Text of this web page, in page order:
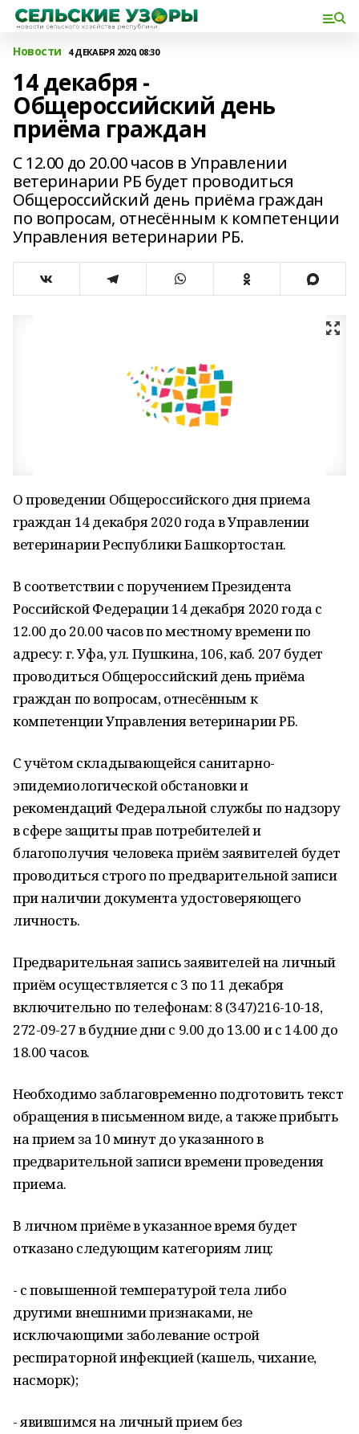
Новости 4 ДЕКАБРЯ 2020, 08:30
14 декабря -
Общероссийский день
приёма граждан
С 12.00 до 20.00 часов в Управлении
ветеринарии РБ будет проводиться
Общероссийский день приёма граждан
по вопросам, отнесённым к компетенции
Управления ветеринарии РБ.
О проведении Общероссийского дня приема
граждан 14 декабря 2020 года в Управлении
ветеринарии Республики Башкортостан.
В соответствии с поручением Президента
Российской Федерации 14 декабря 2020 года с
12.00 до 20.00 часов по местному времени по
адресу: г. Уфа, ул. Пушкина, 106, каб. 207 будет
проводиться Общероссийский день приёма
граждан по вопросам, отнесённым к
компетенции Управления ветеринарии РБ.
С учётом складывающейся санитарно-
эпидемиологической обстановки и
рекомендаций Федеральной службы по надзору
в сфере защиты прав потребителей и
благополучия человека приём заявителей будет
проводиться строго по предварительной записи
при наличии документа удостоверяющего
личность.
Предварительная запись заявителей на личный
приём осуществляется с 3 по 11 декабря
включительно по телефонам: 8 (347)216-10-18,
272-09-27 в будние дни с 9.00 до 13.00 и с 14.00 до
18.00 часов.
Необходимо заблаговременно подготовить текст
обращения в письменном виде, а также прибыть
на прием за 10 минут до указанного в
предварительной записи времени проведения
приема.
В личном приёме в указанное время будет
отказано следующим категориям лиц:
- с повышенной температурой тела либо
другими внешними признаками, не
исключающими заболевание острой
респираторной инфекцией (кашель, чихание,
насморк);
- явившимся на личный прием без